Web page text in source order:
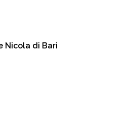
Nicola di Bari